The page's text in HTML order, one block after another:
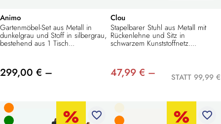
Animo
Gartenmöbel-Set aus Metall in
dunkelgrau und Stoff in silbergrau,
bestehend aus 1 Tisch...
299,00 € –
Clou
Stapelbarer Stuhl aus Metall mit
Rückenlehne und Sitz in
schwarzem Kunststoffnetz....
47,99 € – STATT 99,99 €
favorite_border favorite_border